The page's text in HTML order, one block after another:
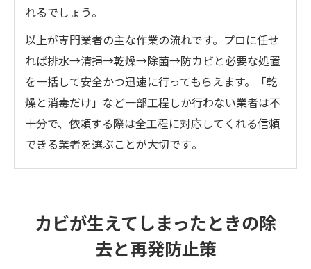
れるでしょう​。
以上が専門業者の主な作業の流れです。プロに任せ
れば排水→清掃→乾燥→除菌→防カビと必要な処置
を一括して安全かつ迅速に行ってもらえます。「乾
燥と消毒だけ」など一部工程しか行わない業者は不
十分で、依頼する際は全工程に対応してくれる信頼
できる業者を選ぶことが大切です​。
カビが生えてしまったときの除
去と再発防止策